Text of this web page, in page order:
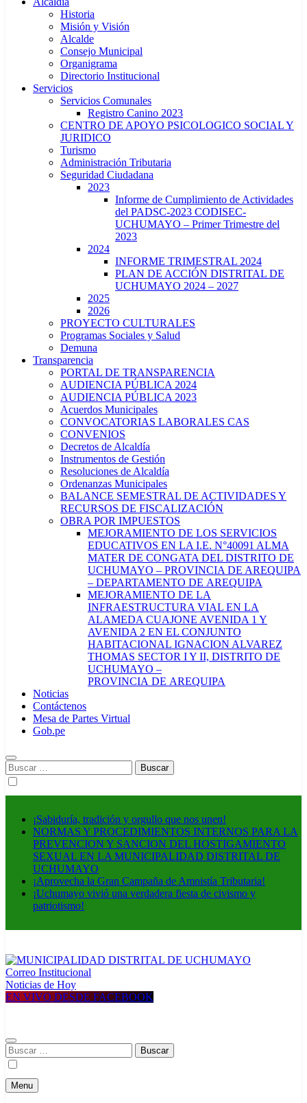
Historia
Misión y Visión
Alcalde
Consejo Municipal
Organigrama
Directorio Institucional
Servicios
Servicios Comunales
Registro Canino 2023
CENTRO DE APOYO PSICOLOGICO SOCIAL Y
JURIDICO
Turismo
Administración Tributaria
Seguridad Ciudadana
2023
Informe de Cumplimiento de Actividades
del PADSC-2023 CODISEC-
UCHUMAYO – Primer Trimestre del
2023
2024
INFORME TRIMESTRAL 2024
PLAN DE ACCIÓN DISTRITAL DE
UCHUMAYO 2024 – 2027
2025
2026
PROYECTO CULTURALES
Programas Sociales y Salud
Demuna
Transparencia
PORTAL DE TRANSPARENCIA
AUDIENCIA PÚBLICA 2024
AUDIENCIA PÚBLICA 2023
Acuerdos Municipales
CONVOCATORIAS LABORALES CAS
CONVENIOS
Decretos de Alcaldía
Instrumentos de Gestión
Resoluciones de Alcaldía
Ordenanzas Municipales
BALANCE SEMESTRAL DE ACTIVIDADES Y
RECURSOS DE FISCALIZACIÓN
OBRA POR IMPUESTOS
MEJORAMIENTO DE LOS SERVICIOS
EDUCATIVOS EN LA I.E. N°40091 ALMA
MATER DE CONGATA DEL DISTRITO DE
UCHUMAYO – PROVINCIA DE AREQUIPA
– DEPARTAMENTO DE AREQUIPA
MEJORAMIENTO DE LA
INFRAESTRUCTURA VIAL EN LA
ALAMEDA CUAJONE AVENIDA 1 Y
AVENIDA 2 EN EL CONJUNTO
HABITACIONAL IGNACION ALVAREZ
THOMAS SECTOR I Y II, DISTRITO DE
UCHUMAYO –
PROVINCIA DE AREQUIPA
Noticias
Contáctenos
Mesa de Partes Virtual
Gob.pe
Buscar:
¡Sabiduría, tradición y orgullo que nos unen!
NORMAS Y PROCEDIMIENTOS INTERNOS PARA LA
PREVENCION Y SANCION DEL HOSTIGAMIENTO
SEXUAL EN LA MUNICIPALIDAD DISTRITAL DE
UCHUMAYO
¡Aprovecha la Gran Campaña de Amnistía Tributaria!
¡Uchumayo vivió una verdadera fiesta de civismo y
patriotismo!
MUNICIPALIDAD DISTRITAL DE UCHUMAYO
Construyendo una nueva Historia
Correo Institucional
Noticias de Hoy
EN VIVO DESDE FACEBOOK
Buscar:
Menu